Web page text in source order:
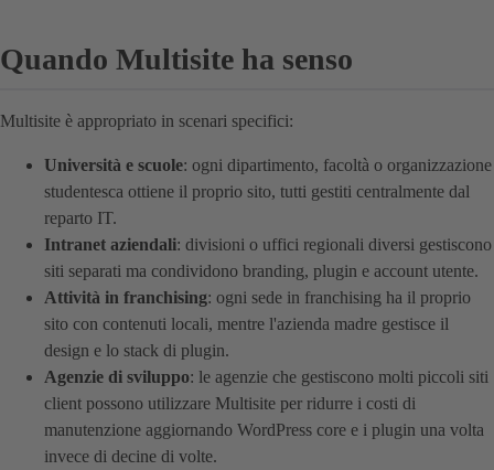
Quando Multisite ha senso
Multisite è appropriato in scenari specifici:
Università e scuole: ogni dipartimento, facoltà o organizzazione
studentesca ottiene il proprio sito, tutti gestiti centralmente dal
reparto IT.
Intranet aziendali: divisioni o uffici regionali diversi gestiscono
siti separati ma condividono branding, plugin e account utente.
Attività in franchising: ogni sede in franchising ha il proprio
sito con contenuti locali, mentre l'azienda madre gestisce il
design e lo stack di plugin.
Agenzie di sviluppo: le agenzie che gestiscono molti piccoli siti
client possono utilizzare Multisite per ridurre i costi di
manutenzione aggiornando WordPress core e i plugin una volta
invece di decine di volte.